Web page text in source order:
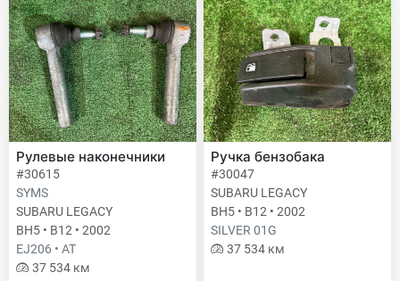
Рулевые наконечники
#30615
SYMS
SUBARU LEGACY
BH5 • B12 • 2002
EJ206 • AT
37 534 км
Ручка бензобака
#30047
SUBARU LEGACY
BH5 • B12 • 2002
SILVER 01G
37 534 км